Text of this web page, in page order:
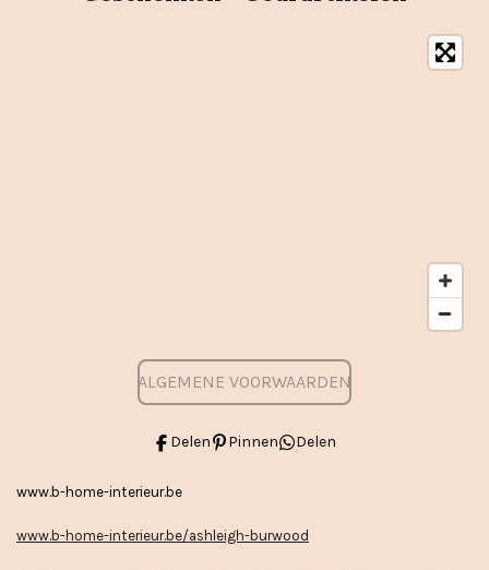
ALGEMENE VOORWAARDEN
Delen Pinnen Delen
www.b-home-interieur.be
www.b-home-interieur.be/ashleigh-burwood